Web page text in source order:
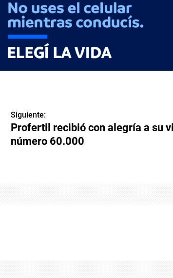
Siguiente:
Profertil recibió con alegría a su
número 60.000